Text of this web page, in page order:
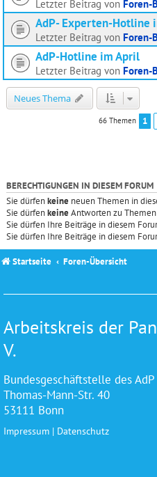
Letzter Beitrag von Foren-
AdP- Experten-Hotline
Letzter Beitrag von Foren-
AdP-Hotline im April
Letzter Beitrag von Foren-
Neues Thema
66 Themen 1
BERECHTIGUNGEN IN DIESEM FORUM
Sie dürfenkeine neuen Themen in
Sie dürfenkeineAntworten zu
Sie dürfen Ihre Beiträge in diesem
Sie dürfen Ihre Beiträge in diesem
Startseite Foren-Übersicht
Arbeitskreis der
V.
Bundesgeschäftstelle des AdP
Thomas-Mann-Str. 40
53111 Bonn
Impressum | Datenschutz